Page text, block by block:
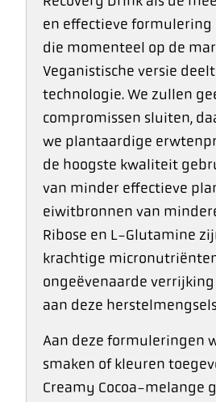
en effectieve formulering
die momenteel op de
Veganistische versie
technologie. We zullen
compromissen sluiten,
we plantaardige
de hoogste kwaliteit
van minder effectieve
eiwitbronnen van
Ribose en L-Glutamine
krachtige
ongeëvenaarde
aan deze
Aan deze formuleringen
smaken of kleuren
Creamy Cocoa-melange